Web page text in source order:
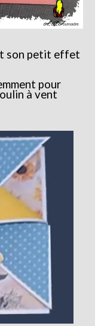
son petit effet
pour
à vent